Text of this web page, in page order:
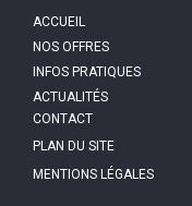
MAIN
ACCUEIL
NOS OFFRES
INFOS PRATIQUES
ACTUALITÉS
PIED
DE
PAGE
CONTACT
PLAN DU SITE
MENTIONS LÉGALES